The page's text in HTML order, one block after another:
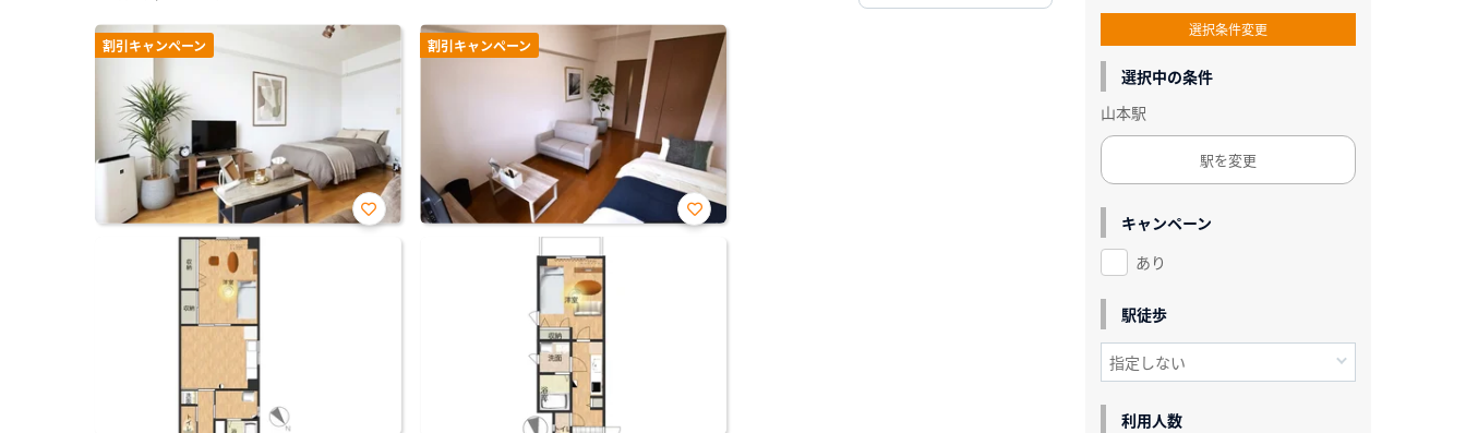
割引キャンペーン
お気
割引キャンペーン
お気
選択条件変更
選択中の条件
山本駅
駅を変更
キャンペーン
あり
駅徒歩
利用人数